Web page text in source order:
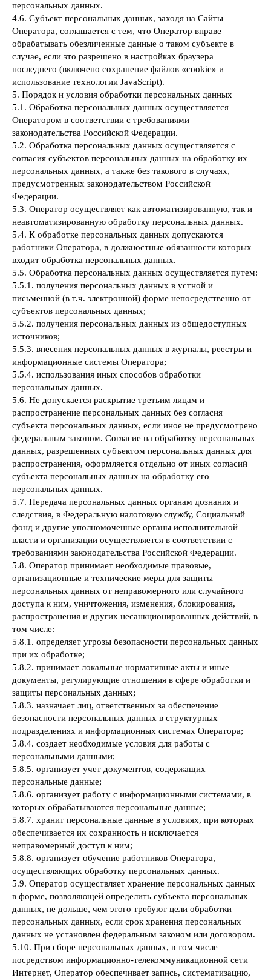
персональных данных.
4.6. Субъект персональных данных, заходя на Сайты
Оператора, соглашается с тем, что Оператор вправе
обрабатывать обезличенные данные о таком субъекте в
случае, если это разрешено в настройках браузера
последнего (включено сохранение файлов «cookie» и
использование технологии JavaScript).
5. Порядок и условия обработки персональных данных
5.1. Обработка персональных данных осуществляется
Оператором в соответствии с требованиями
законодательства Российской Федерации.
5.2. Обработка персональных данных осуществляется с
согласия субъектов персональных данных на обработку их
персональных данных, а также без такового в случаях,
предусмотренных законодательством Российской
Федерации.
5.3. Оператор осуществляет как автоматизированную, так и
неавтоматизированную обработку персональных данных.
5.4. К обработке персональных данных допускаются
работники Оператора, в должностные обязанности которых
входит обработка персональных данных.
5.5. Обработка персональных данных осуществляется путем:
5.5.1. получения персональных данных в устной и
письменной (в т.ч. электронной) форме непосредственно от
субъектов персональных данных;
5.5.2. получения персональных данных из общедоступных
источников;
5.5.3. внесения персональных данных в журналы, реестры и
информационные системы Оператора;
5.5.4. использования иных способов обработки
персональных данных.
5.6. Не допускается раскрытие третьим лицам и
распространение персональных данных без согласия
субъекта персональных данных, если иное не предусмотрено
федеральным законом. Согласие на обработку персональных
данных, разрешенных субъектом персональных данных для
распространения, оформляется отдельно от иных согласий
субъекта персональных данных на обработку его
персональных данных.
5.7. Передача персональных данных органам дознания и
следствия, в Федеральную налоговую службу, Социальный
фонд и другие уполномоченные органы исполнительной
власти и организации осуществляется в соответствии с
требованиями законодательства Российской Федерации.
5.8. Оператор принимает необходимые правовые,
организационные и технические меры для защиты
персональных данных от неправомерного или случайного
доступа к ним, уничтожения, изменения, блокирования,
распространения и других несанкционированных действий, в
том числе:
5.8.1. определяет угрозы безопасности персональных данных
при их обработке;
5.8.2. принимает локальные нормативные акты и иные
документы, регулирующие отношения в сфере обработки и
защиты персональных данных;
5.8.3. назначает лиц, ответственных за обеспечение
безопасности персональных данных в структурных
подразделениях и информационных системах Оператора;
5.8.4. создает необходимые условия для работы с
персональными данными;
5.8.5. организует учет документов, содержащих
персональные данные;
5.8.6. организует работу с информационными системами, в
которых обрабатываются персональные данные;
5.8.7. хранит персональные данные в условиях, при которых
обеспечивается их сохранность и исключается
неправомерный доступ к ним;
5.8.8. организует обучение работников Оператора,
осуществляющих обработку персональных данных.
5.9. Оператор осуществляет хранение персональных данных
в форме, позволяющей определить субъекта персональных
данных, не дольше, чем этого требуют цели обработки
персональных данных, если срок хранения персональных
данных не установлен федеральным законом или договором.
5.10. При сборе персональных данных, в том числе
посредством информационно-телекоммуникационной сети
Интернет, Оператор обеспечивает запись, систематизацию,